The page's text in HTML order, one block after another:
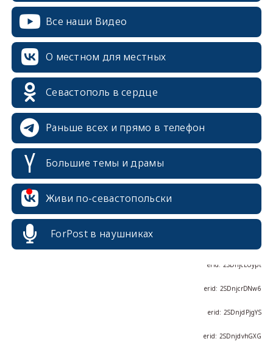
Все наши Видео
О местном для местных
Севастополь в сердце
Раньше всех и прямо в телефон
Большие темы и драмы
Живи по-севастопольски
ForPost в наушниках
erid: 2SDnjcrDNw6
erid: 2SDnjdPjgYS
erid: 2SDnjcLUypt
erid: 2SDnjcrDNw6
erid: 2SDnjdPjgYS
erid: 2SDnjdvhGXG